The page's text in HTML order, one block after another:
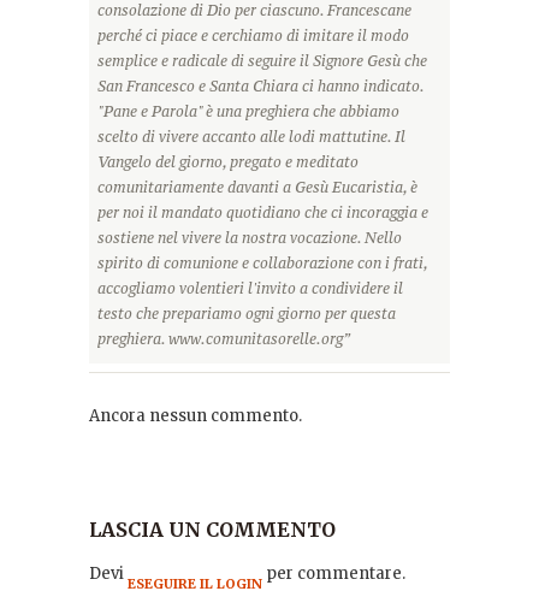
consolazione di Dio per ciascuno. Francescane
perché ci piace e cerchiamo di imitare il modo
semplice e radicale di seguire il Signore Gesù che
San Francesco e Santa Chiara ci hanno indicato.
"Pane e Parola" è una preghiera che abbiamo
scelto di vivere accanto alle lodi mattutine. Il
Vangelo del giorno, pregato e meditato
comunitariamente davanti a Gesù Eucaristia, è
per noi il mandato quotidiano che ci incoraggia e
sostiene nel vivere la nostra vocazione. Nello
spirito di comunione e collaborazione con i frati,
accogliamo volentieri l'invito a condividere il
testo che prepariamo ogni giorno per questa
preghiera. www.comunitasorelle.org”
Ancora nessun commento.
LASCIA UN COMMENTO
Devi ESEGUIRE IL LOGIN per commentare.